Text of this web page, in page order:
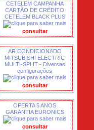
CETELEM CAMPANHA
CARTÃO DE CRÉDITO
CETELEM BLACK PLUS
consultar
AR CONDICIONADO
MITSUBISHI ELECTRIC
MULTI-SPLIT - Diversas
configurações
consultar
OFERTA 5 ANOS
GARANTIA EURONICS
consultar